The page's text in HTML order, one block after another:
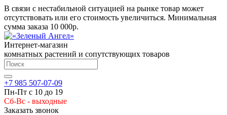
В связи с нестабильной ситуацией на рынке товар может
отсутствовать или его стоимость увеличиться. Минимальная
сумма заказа 10 000р.
Интернет-магазин
комнатных растений и сопутствующих товаров
+7 985 507-07-09
Пн-Пт с 10 до 19
Сб-Вс - выходные
Заказать звонок